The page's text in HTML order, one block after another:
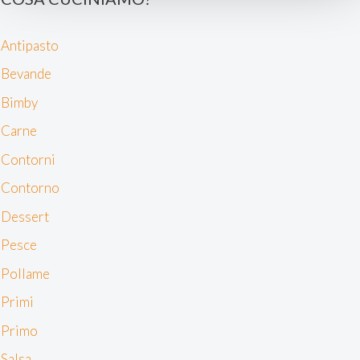
dalla Dichiarazione sui cookie.
esempio il tuo indirizzo IP, utilizzando tecnologie quali i
cookie e/o altri strumenti di tracciamento, per
dispositivo. Ciò è finalizzato a pubblicare annunci e
contenuti personalizzati, valutare pubblicità e contenuti,
scegliere chi utilizza i tuoi dati e per quali scopi.
Approfondisci come vengono elaborati i tuoi dati personali
modificare o revocare il tuo consenso in qualsiasi
momento dalla Dichiarazione sui cookie. Utilizziamo i
Antipasto
Bevande
Bimby
Carne
Contorni
Contorno
Dessert
Pesce
Pollame
Primi
Primo